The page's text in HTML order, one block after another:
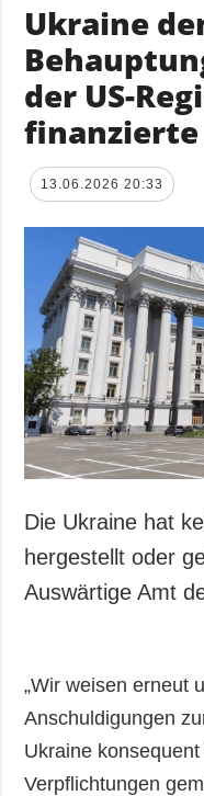
Ukraine
der US-
finanzierte
13.06.2026 20:33
Die Ukraine hat
hergestellt oder
Auswärtige Amt
„Wir weisen erneut
Anschuldigungen
Ukraine
Verpflichtungen